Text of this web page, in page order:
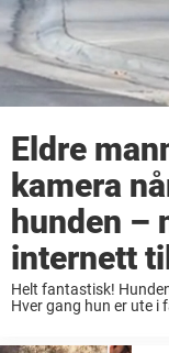
Eldre
kamera
hunden –
internett
Helt fantastisk!
Hver gang hun er ute i